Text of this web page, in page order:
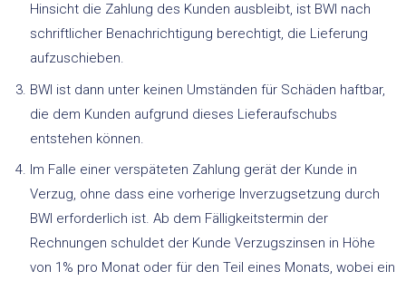
Hinsicht die Zahlung des Kunden ausbleibt, ist BWI nach
schriftlicher Benachrichtigung berechtigt, die Lieferung
aufzuschieben.
BWI ist dann unter keinen Umständen für Schäden haftbar,
die dem Kunden aufgrund dieses Lieferaufschubs
entstehen können.
Im Falle einer verspäteten Zahlung gerät der Kunde in
Verzug, ohne dass eine vorherige Inverzugsetzung durch
BWI erforderlich ist. Ab dem Fälligkeitstermin der
Rechnungen schuldet der Kunde Verzugszinsen in Höhe
von 1% pro Monat oder für den Teil eines Monats, wobei ein